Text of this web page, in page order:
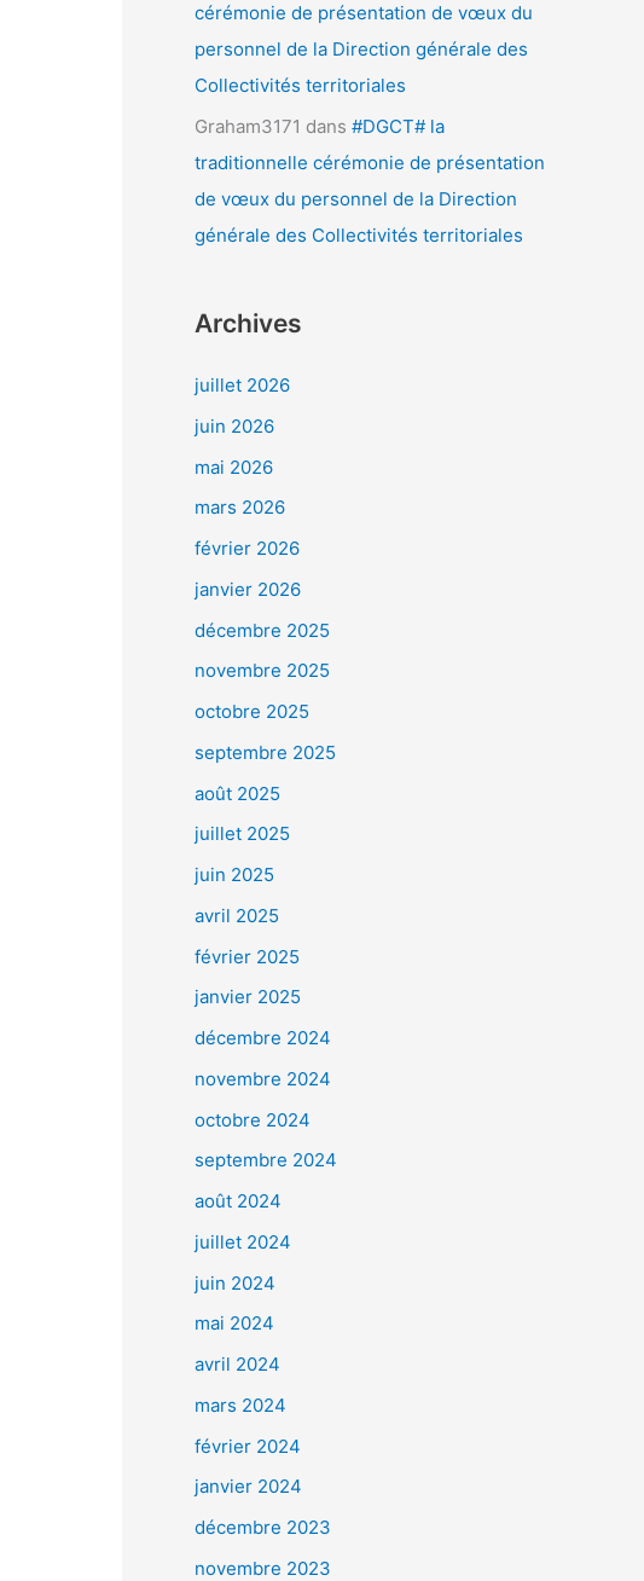
cérémonie de présentation de vœux du
personnel de la Direction générale des
Collectivités territoriales
Graham3171 dans #DGCT# la
traditionnelle cérémonie de présentation
de vœux du personnel de la Direction
générale des Collectivités territoriales
Archives
juillet 2026
juin 2026
mai 2026
mars 2026
février 2026
janvier 2026
décembre 2025
novembre 2025
octobre 2025
septembre 2025
août 2025
juillet 2025
juin 2025
avril 2025
février 2025
janvier 2025
décembre 2024
novembre 2024
octobre 2024
septembre 2024
août 2024
juillet 2024
juin 2024
mai 2024
avril 2024
mars 2024
février 2024
janvier 2024
décembre 2023
novembre 2023